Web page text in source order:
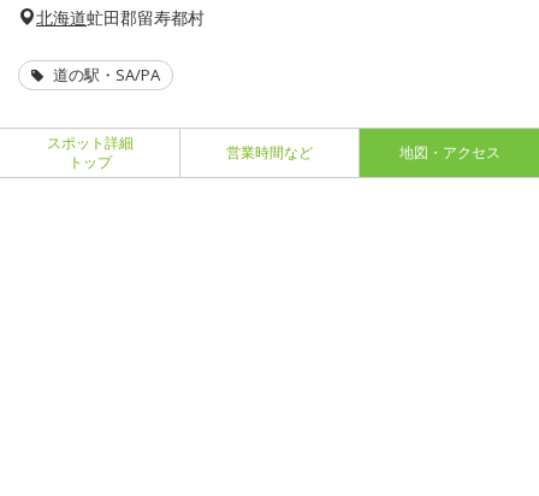
北海道虻田郡留寿都村
道の駅・SA/PA
スポット詳細
トップ
営業時間など 地図・アクセス